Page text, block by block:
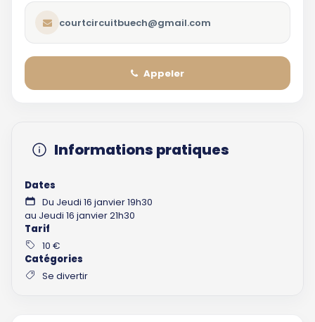
courtcircuitbuech@gmail.com
Appeler
Informations pratiques
Dates
Du Jeudi 16 janvier 19h30
au Jeudi 16 janvier 21h30
Tarif
10 €
Catégories
Se divertir